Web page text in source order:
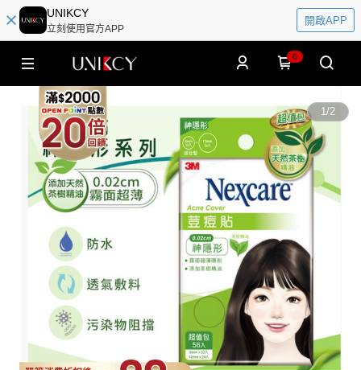
UNIKCY
立刻使用官方APP
開啟APP
0
1/2